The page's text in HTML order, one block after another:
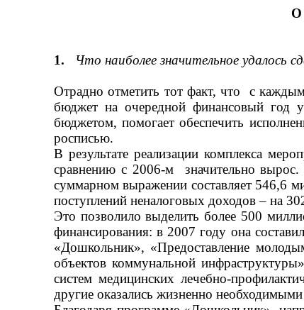
О
1. Что наиболее значительное удалось
Отрадно отметить тот факт, что с
бюджет на очередной финансовый год
бюджетом, помогает обеспечить
росписью.
В результате реализации комплекса
сравнению с 2006-м значительно
суммарном выражении составляет 546,6
поступлений неналоговых доходов– на
Это позволило выделить более 500
финансирования: в 2007 году она
«Дошкольник», «Предоставление
объектов коммунальной
систем медицинских лечебно-
другие оказались жизненно